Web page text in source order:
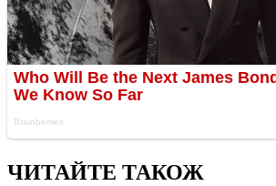
ЧИТАЙТЕ ТАКОЖ